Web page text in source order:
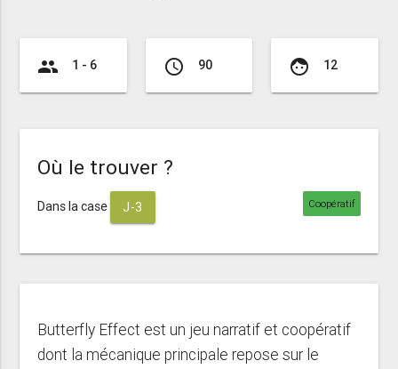
group 1 - 6 access_time 90 face 12
Où le trouver ?
Dans la case J-3 Coopératif
Butterfly Effect est un jeu narratif et coopératif
dont la mécanique principale repose sur le